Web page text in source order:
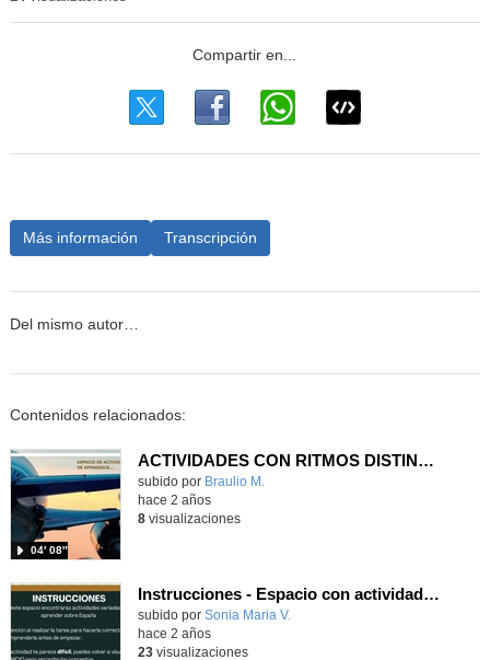
Más información Transcripción
Del mismo autor…
Contenidos relacionados:
ACTIVIDADES CON RITMOS DISTINTOS DE APRENDIZAJE
Contenido educativo.
subido por Braulio M.
04′ 08″
hace 2 años
8visualizaciones
Instrucciones - Espacio con actividades de distintos ritmos de aprendizaje
Contenido educativo.
subido por Sonia Maria V.
hace 2 años
23visualizaciones